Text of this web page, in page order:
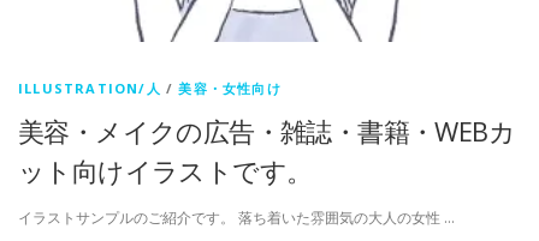
ILLUSTRATION/人 /美容・女性向け
美容・メイクの広告・雑誌・書籍・WEBカ
ット向けイラストです。
イラストサンプルのご紹介です。 落ち着いた雰囲気の大人の女性 …